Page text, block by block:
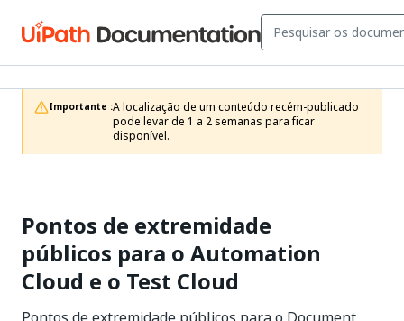
Importante :A localização de um conteúdo recém-publicado
pode levar de 1 a 2 semanas para ficar
disponível.
Pontos de extremidade
públicos para o Automation
Cloud e o Test Cloud